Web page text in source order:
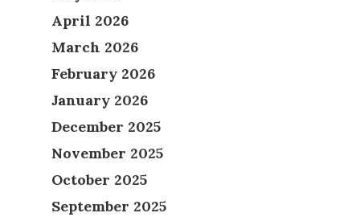
April 2026
March 2026
February 2026
January 2026
December 2025
November 2025
October 2025
September 2025